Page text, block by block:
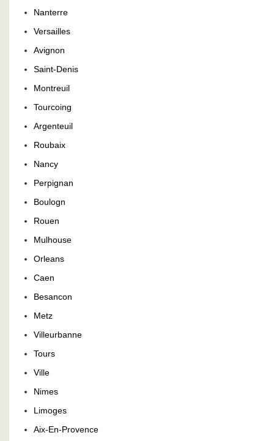
Nanterre
Versailles
Avignon
Saint-Denis
Montreuil
Tourcoing
Argenteuil
Roubaix
Nancy
Perpignan
Boulogn
Rouen
Mulhouse
Orleans
Caen
Besancon
Metz
Villeurbanne
Tours
Ville
Nimes
Limoges
Aix-En-Provence